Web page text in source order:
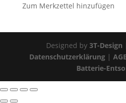
Zum Merkzettel hinzufügen
Designed by3T-Design
Datenschutzerklärung|
Batterie-